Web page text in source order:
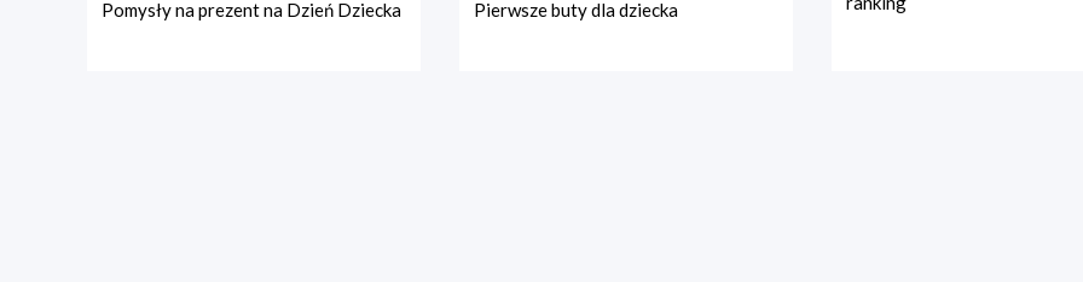
Pomysły na prezent na Dzień Dziecka Pierwsze buty dla dziecka